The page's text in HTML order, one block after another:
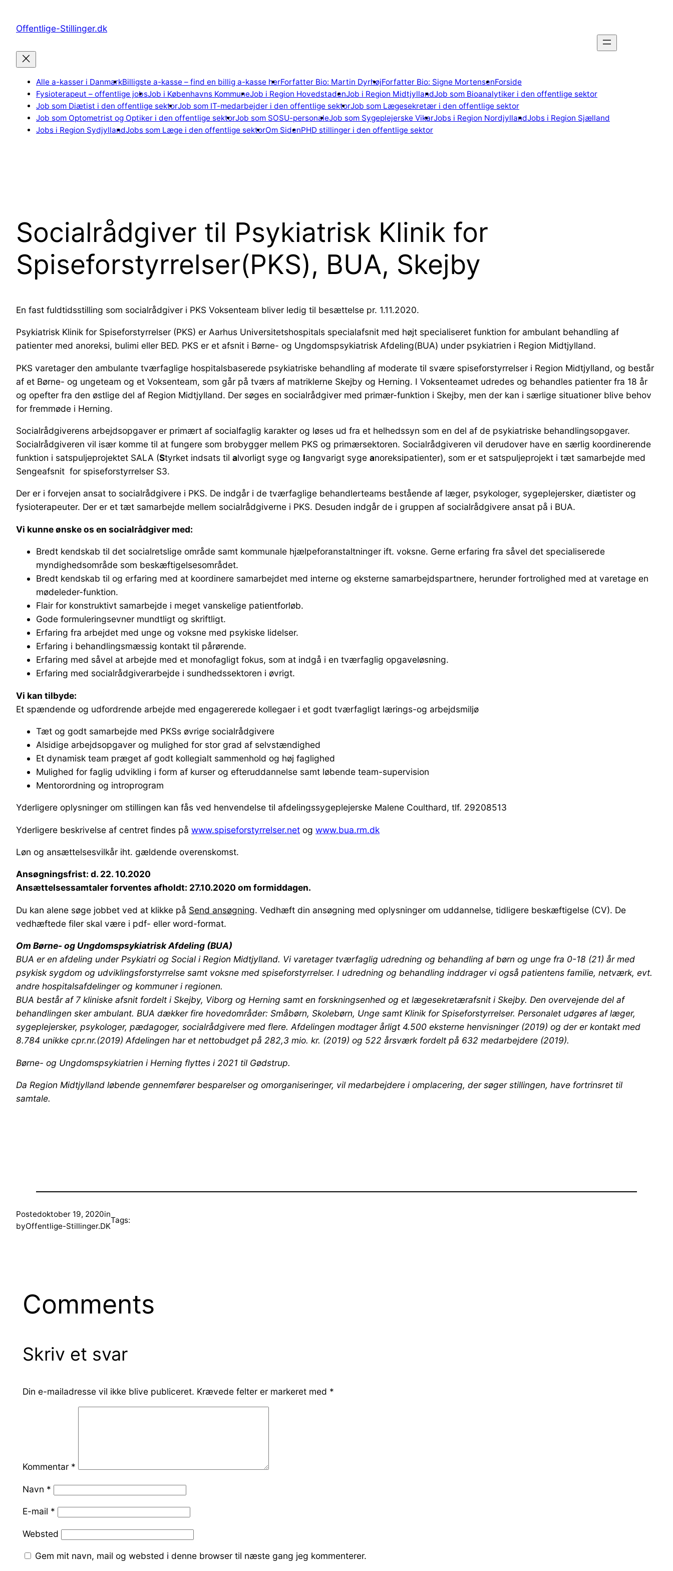
indholdOffentlige-Stillinger.dk
Alle a-kasser i DanmarkBilligste a-kasse – find en billig a-kasse herForfatter Bio: Martin DyrhøjForfatter Bio: Signe MortensenForside
Fysioterapeut – offentlige jobsJob i Københavns KommuneJob i Region HovedstadenJob i Region MidtjyllandJob som Bioanalytiker i den offentlige sektor
Job som Diætist i den offentlige sektorJob som IT-medarbejder i den offentlige sektorJob som Lægesekretær i den offentlige sektor
Job som Optometrist og Optiker i den offentlige sektorJob som SOSU-personaleJob som Sygeplejerske VikarJobs i Region NordjyllandJobs i Region Sjælland
Jobs i Region SydjyllandJobs som Læge i den offentlige sektorOm SidenPHD stillinger i den offentlige sektor
Socialrådgiver til Psykiatrisk Klinik for
Spiseforstyrrelser(PKS), BUA, Skejby
En fast fuldtidsstilling som socialrådgiver i PKS Voksenteam bliver ledig til besættelse pr. 1.11.2020.
Psykiatrisk Klinik for Spiseforstyrrelser (PKS) er Aarhus Universitetshospitals specialafsnit med højt specialiseret funktion for ambulant behandling af
patienter med anoreksi, bulimi eller BED. PKS er et afsnit i Børne- og Ungdomspsykiatrisk Afdeling(BUA) under psykiatrien i Region Midtjylland.
PKS varetager den ambulante tværfaglige hospitalsbaserede psykiatriske behandling af moderate til svære spiseforstyrrelser i Region Midtjylland, og består
af et Børne- og ungeteam og et Voksenteam, som går på tværs af matriklerne Skejby og Herning. I Voksenteamet udredes og behandles patienter fra 18 år
og opefter fra den østlige del af Region Midtjylland. Der søges en socialrådgiver med primær-funktion i Skejby, men der kan i særlige situationer blive behov
for fremmøde i Herning.
Socialrådgiverens arbejdsopgaver er primært af socialfaglig karakter og løses ud fra et helhedssyn som en del af de psykiatriske behandlingsopgaver.
Socialrådgiveren vil især komme til at fungere som brobygger mellem PKS og primærsektoren. Socialrådgiveren vil derudover have en særlig koordinerende
funktion i satspuljeprojektet SALA (Styrket indsats til alvorligt syge og langvarigt syge anoreksipatienter), som er et satspuljeprojekt i tæt samarbejde med
Sengeafsnit for spiseforstyrrelser S3.
Der er i forvejen ansat to socialrådgivere i PKS. De indgår i de tværfaglige behandlerteams bestående af læger, psykologer, sygeplejersker, diætister og
fysioterapeuter. Der er et tæt samarbejde mellem socialrådgiverne i PKS. Desuden indgår de i gruppen af socialrådgivere ansat på i BUA.
Vi kunne ønske os en socialrådgiver med:
Bredt kendskab til det socialretslige område samt kommunale hjælpeforanstaltninger ift. voksne. Gerne erfaring fra såvel det specialiserede
myndighedsområde som beskæftigelsesområdet.
Bredt kendskab til og erfaring med at koordinere samarbejdet med interne og eksterne samarbejdspartnere, herunder fortrolighed med at varetage en
mødeleder-funktion.
Flair for konstruktivt samarbejde i meget vanskelige patientforløb.
Gode formuleringsevner mundtligt og skriftligt.
Erfaring fra arbejdet med unge og voksne med psykiske lidelser.
Erfaring i behandlingsmæssig kontakt til pårørende.
Erfaring med såvel at arbejde med et monofagligt fokus, som at indgå i en tværfaglig opgaveløsning.
Erfaring med socialrådgiverarbejde i sundhedssektoren i øvrigt.
Vi kan tilbyde:
Et spændende og udfordrende arbejde med engagererede kollegaer i et godt tværfagligt lærings-og arbejdsmiljø
Tæt og godt samarbejde med PKSs øvrige socialrådgivere
Alsidige arbejdsopgaver og mulighed for stor grad af selvstændighed
Et dynamisk team præget af godt kollegialt sammenhold og høj faglighed
Mulighed for faglig udvikling i form af kurser og efteruddannelse samt løbende team-supervision
Mentorordning og introprogram
Yderligere oplysninger om stillingen kan fås ved henvendelse til afdelingssygeplejerske Malene Coulthard, tlf. 29208513
Yderligere beskrivelse af centret findes på www.spiseforstyrrelser.net og www.bua.rm.dk
Løn og ansættelsesvilkår iht. gældende overenskomst.
Ansøgningsfrist: d. 22. 10.2020
Ansættelsessamtaler forventes afholdt: 27.10.2020 om formiddagen.
Du kan alene søge jobbet ved at klikke på Send ansøgning. Vedhæft din ansøgning med oplysninger om uddannelse, tidligere beskæftigelse (CV). De
vedhæftede filer skal være i pdf- eller word-format.
Om Børne- og Ungdomspsykiatrisk Afdeling (BUA)
BUA er en afdeling under Psykiatri og Social i Region Midtjylland. Vi varetager tværfaglig udredning og behandling af børn og unge fra 0-18 (21) år med
psykisk sygdom og udviklingsforstyrrelse samt voksne med spiseforstyrrelser. I udredning og behandling inddrager vi også patientens familie, netværk, evt.
andre hospitalsafdelinger og kommuner i regionen.
BUA består af 7 kliniske afsnit fordelt i Skejby, Viborg og Herning samt en forskningsenhed og et lægesekretærafsnit i Skejby. Den overvejende del af
behandlingen sker ambulant. BUA dækker fire hovedområder: Småbørn, Skolebørn, Unge samt Klinik for Spiseforstyrrelser. Personalet udgøres af læger,
sygeplejersker, psykologer, pædagoger, socialrådgivere med flere. Afdelingen modtager årligt 4.500 eksterne henvisninger (2019) og der er kontakt med
8.784 unikke cpr.nr.(2019) Afdelingen har et nettobudget på 282,3 mio. kr. (2019) og 522 årsværk fordelt på 632 medarbejdere (2019).
Børne- og Ungdomspsykiatrien i Herning flyttes i 2021 til Gødstrup.
Da Region Midtjylland løbende gennemfører besparelser og omorganiseringer, vil medarbejdere i omplacering, der søger stillingen, have fortrinsret til
samtale.
Postedoktober 19, 2020in
byOffentlige-Stillinger.DK
Tags:
Comments
Skriv et svar
Din e-mailadresse vil ikke blive publiceret. Krævede felter er markeret med *
Kommentar *
Navn *
E-mail *
Websted
Gem mit navn, mail og websted i denne browser til næste gang jeg kommenterer.